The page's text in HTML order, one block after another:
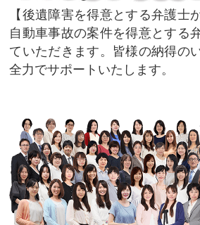
後遺障害を得意とする弁護士
自動車事故の案件を得意とする
ていただきます。皆様の納得の
全力でサポートいたします。